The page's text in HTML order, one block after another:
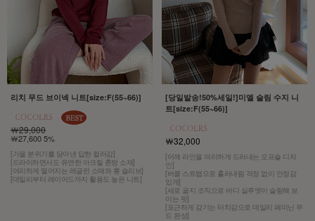
리치 무드 브이넥 니트[size:F(55~66)]
￦29,000
￦27,600 5%
[가을 분위기를 담아낸 딥한 컬러감]
[드라이하면서도 유연한 아크릴 혼방 소재]
[여리하게 떨어지는 레글런 소매와 롱 슬리브]
[데일리부터 레이어드까지 활용도 높은 니트]
[당일발송!50%세일!]미엘 슬림 수지 니
트[size:F(55~66)]
￦32,000
[어깨 라인을 여리하게 드러내는 오프숄 디자
인]
[버클 스트랩으로 흘러내림 걱정 없이 안정감
있게]
[세로 골지 조직으로 바디 실루엣이 슬림해 보
이는 핏]
[포근하게 감기는 터치감으로 데일리 페미닌 무
드 완성]